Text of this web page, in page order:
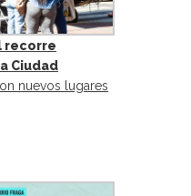
recorre
Ciudad
nuevos lugares